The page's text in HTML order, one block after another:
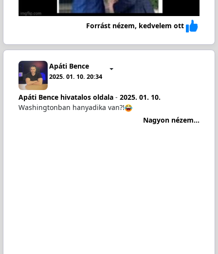
Forrást nézem, kedvelem ott
Apáti Bence
2025. 01. 10. 20:34
Apáti Bence hivatalos oldala- 2025. 01. 10.
Washingtonban hanyadika van?!
Nagyon nézem...